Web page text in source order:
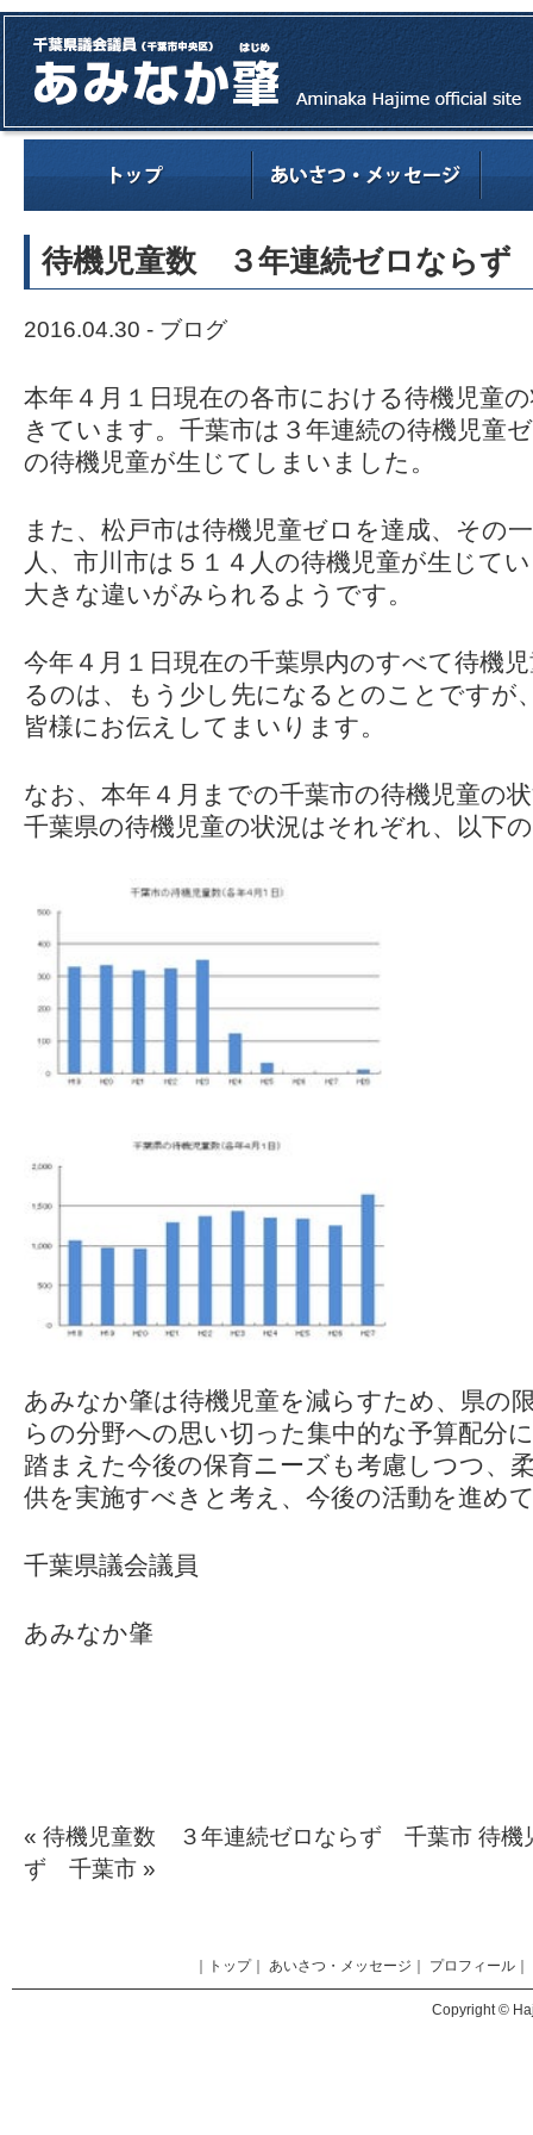
待機児童数 ３年連続ゼロならず
2016.04.30 - ブログ
本年４月１日現在の各市における待機児童
きています。千葉市は３年連続の待機児童
の待機児童が生じてしまいました。
また、松戸市は待機児童ゼロを達成、その
人、市川市は５１４人の待機児童が生じて
大きな違いがみられるようです。
今年４月１日現在の千葉県内のすべて待機
るのは、もう少し先になるとのことですが
皆様にお伝えしてまいります。
なお、本年４月までの千葉市の待機児童の
千葉県の待機児童の状況はそれぞれ、以下
あみなか肇は待機児童を減らすため、県の
らの分野への思い切った集中的な予算配分
踏まえた今後の保育ニーズも考慮しつつ、
供を実施すべきと考え、今後の活動を進め
千葉県議会議員
あみなか肇
« 待機児童数 ３年連続ゼロならず 千葉市 待機
ず 千葉市 »
トップ｜ あいさつ・メッセージ プロフィール
Copyright ©